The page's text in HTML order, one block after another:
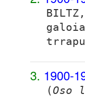
3. 1900-
(Oso